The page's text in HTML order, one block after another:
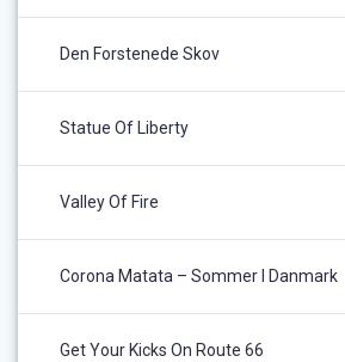
Den Forstenede Skov
Statue Of Liberty
Valley Of Fire
Corona Matata – Sommer I Danmark
Get Your Kicks On Route 66